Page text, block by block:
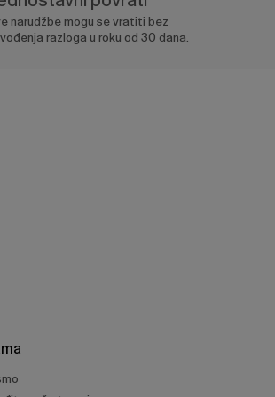
narudžbe mogu se vratiti bez
razloga u roku od 30 dana.